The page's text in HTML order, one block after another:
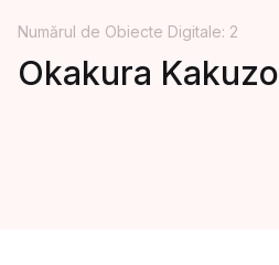
Numărul de Obiecte Digitale: 2
Okakura Kakuzo